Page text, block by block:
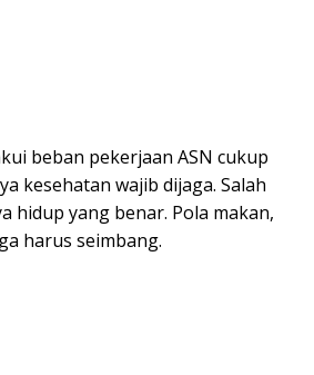
beban pekerjaan ASN cukup
kesehatan wajib dijaga. Salah
hidup yang benar. Pola makan,
harus seimbang.